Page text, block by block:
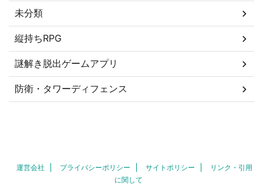
未分類
縦持ちRPG
謎解き脱出ゲームアプリ
防衛・タワーディフェンス
運営会社 プライバシーポリシー サイトポリシー
リンク・引用
に関して